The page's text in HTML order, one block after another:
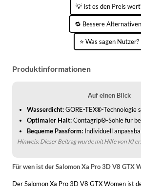
STIEFELETTEN
TREKKINGSANDALEN
WINTERSCHUHE
💡 Ist es den Preis
🔁 Bessere
⭐ Was sagen Nutzer?
Produktinformationen
Auf einen Blick
Wasserdicht:GORE-TEX®-Technologie
Optimaler Halt:Contagrip®-Sohle für
Bequeme Passform: Individuell
Hinweis: Dieser Beitrag wurde mit Hilfe von KI
Für wen ist der Salomon Xa Pro 3D V8 GTX
Der Salomon Xa Pro 3D V8 GTX Women ist